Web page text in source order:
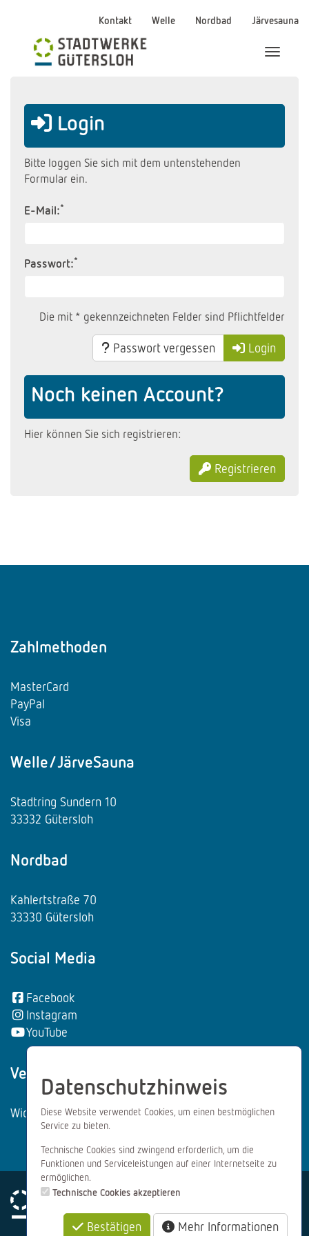
Kontakt Welle Nordbad Järvesauna
Menü
Login
Bitte loggen Sie sich mit dem untenstehenden
Formular ein.
E-Mail:*
Passwort:*
Die mit * gekennzeichneten Felder sind Pflichtfelder
Passwort vergessen Login
Noch keinen Account?
Hier können Sie sich registrieren:
Registrieren
Zahlmethoden
MasterCard
PayPal
Visa
Welle/JärveSauna
Stadtring Sundern 10
33332 Gütersloh
Nordbad
Kahlertstraße 70
33330 Gütersloh
Social Media
Facebook
Instagram
YouTube
Vertrag wiederrufen:
Widerrufsformular
Impressum Datenschutz AGB
Datenschutzhinweis
Diese Website verwendet Cookies, um einen bestmöglichen
Service zu bieten.
Technische Cookies sind zwingend erforderlich, um die
Funktionen und Serviceleistungen auf einer Internetseite zu
ermöglichen.
Technische Cookies akzeptieren
Bestätigen Mehr Informationen